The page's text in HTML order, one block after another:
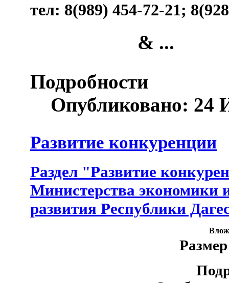
тел: 8(989) 454-72-21;
& ...
Подробности
Опубликовано: 24
Развитие конкуренции
Раздел "Развитие
Министерства экономики
развития Республики